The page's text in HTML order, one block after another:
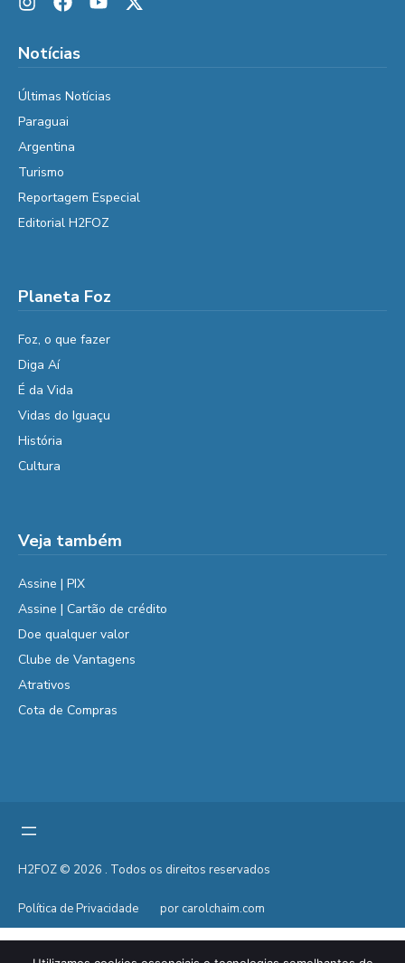
Notícias
Últimas Notícias
Paraguai
Argentina
Turismo
Reportagem Especial
Editorial H2FOZ
Planeta Foz
Foz, o que fazer
Diga Aí
É da Vida
Vidas do Iguaçu
História
Cultura
Veja também
Assine | PIX
Assine | Cartão de crédito
Doe qualquer valor
Clube de Vantagens
Atrativos
Cota de Compras
H2FOZ © 2026 . Todos os direitos reservados
Política de Privacidade por carolchaim.com